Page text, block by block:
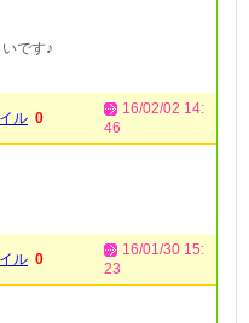
です♪
ル 0
16/02/02 14:
46
ル 0
16/01/30 15:
23